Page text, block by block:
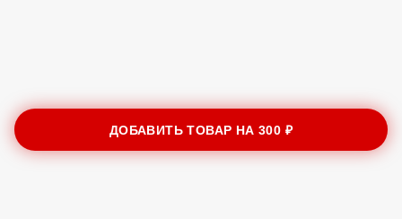
ДОБАВИТЬ ТОВАР НА300 ₽